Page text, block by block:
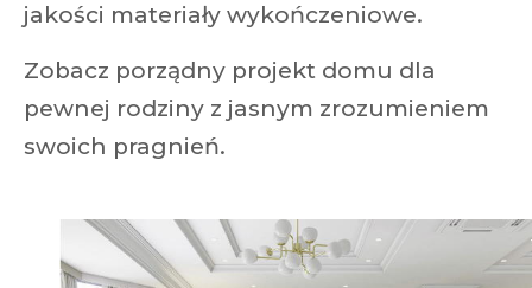
jakości materiały wykończeniowe.
Zobacz porządny projekt domu dla
pewnej rodziny z jasnym zrozumieniem
swoich pragnień.